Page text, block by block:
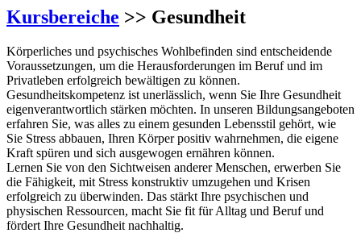
Kursbereiche >> Gesundheit
Körperliches und psychisches Wohlbefinden sind entscheidende
Voraussetzungen, um die Herausforderungen im Beruf und im
Privatleben erfolgreich bewältigen zu können.
Gesundheitskompetenz ist unerlässlich, wenn Sie Ihre Gesundheit
eigenverantwortlich stärken möchten. In unseren Bildungsangeboten
erfahren Sie, was alles zu einem gesunden Lebensstil gehört, wie
Sie Stress abbauen, Ihren Körper positiv wahrnehmen, die eigene
Kraft spüren und sich ausgewogen ernähren können.
Lernen Sie von den Sichtweisen anderer Menschen, erwerben Sie
die Fähigkeit, mit Stress konstruktiv umzugehen und Krisen
erfolgreich zu überwinden. Das stärkt Ihre psychischen und
physischen Ressourcen, macht Sie fit für Alltag und Beruf und
fördert Ihre Gesundheit nachhaltig.